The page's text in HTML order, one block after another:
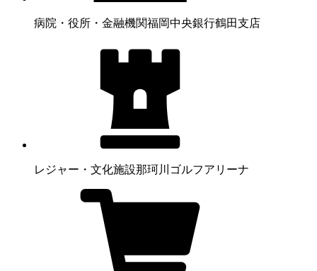
病院・役所・金融機関福岡中央銀行鶴田支店
レジャー・文化施設那珂川ゴルフアリーナ